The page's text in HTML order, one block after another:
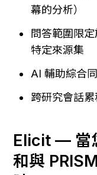
幕的分析）
問答範圍限
特定來源集
AI 輔助綜合
跨研究會話
Elicit — 當
和與